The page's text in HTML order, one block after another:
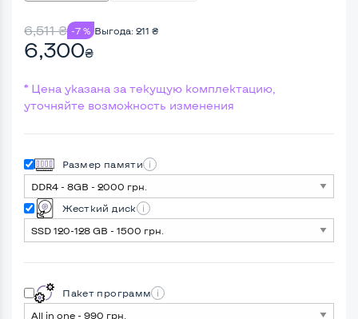
6,511₴ -7 % Выгода: 211 ₴
6,300₴
* Цена указана за текущую комплектацию,
уточняйте возможность изменения
Размер памяти
Жесткий диск
Пакет программ